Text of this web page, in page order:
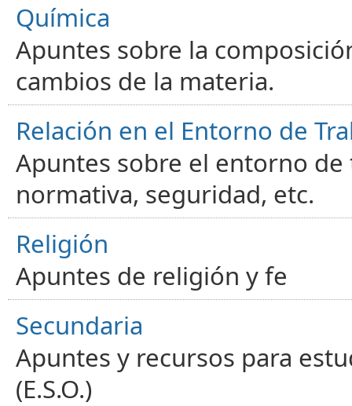
Química
Apuntes sobre la
cambios de la materia.
Relación en el Entorno de
Apuntes sobre el entorno
normativa, seguridad, etc.
Religión
Apuntes de religión y fe
Secundaria
Apuntes y recursos para
(E.S.O.)